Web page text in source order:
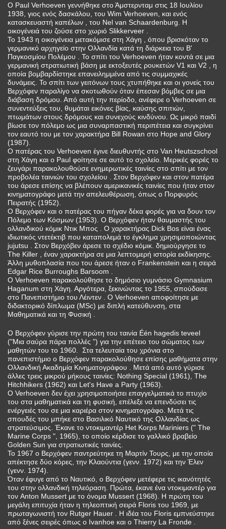
Ο Paul Verhoeven γεννήθηκε στο Άμστερνταμ στις 18 Ιουλίου
1938, γιος ενός δασκάλου, του Wim Verhoeven, και ενός
κατασκευαστή καπέλων , του Nel van Schaardenburg. Η
οικογένειά του ζούσε στο χωριό Slikkerveer .
Το 1943 η οικογένεια μετακόμισε στη Χάγη , όπου βρισκόταν το
γερμανικό αρχηγείο στην Ολλανδία κατά τη διάρκεια του Β'
Παγκοσμίου Πολέμου . Το σπίτι του Verhoeven ήταν κοντά σε μια
γερμανική στρατιωτική βάση με εκτοξευτές ρουκετών V1 και V2 , η
οποία βομβαρδίστηκε επανειλημμένα από τις συμμαχικές
δυνάμεις. Το σπίτι των γειτόνων τους χτυπήθηκε και οι γονείς του
Βερχόφεν παραλίγο να σκοτωθούν όταν έπεσαν βόμβες σε μια
διάβαση δρόμου. Από αυτή την περίοδο, ανέφερε ο Verhoeven σε
συνεντεύξεις του, θυμάται εικόνες βίας, καύσης σπιτιών,
πτωμάτων στους δρόμους και συνεχούς κινδύνου. Ως μικρό παιδί
βίωσε τον πόλεμο ως μια συναρπαστική περιπέτεια και συγκρίνει
τον εαυτό του με τον χαρακτήρα Bill Rowan στο Hope and Glory
(1987).
Ο πατέρας του Verhoeven έγινε διευθυντής στο Van Heutszschool
στη Χάγη και ο Paul φοίτησε σε αυτό το σχολείο. Μερικές φορές το
ζευγάρι παρακολουθούσε ενημερωτικές ταινίες στο σπίτι με τον
προβολέα ταινιών του σχολείου . Στον Βερχόφεν και στον πατέρα
του άρεσε επίσης να βλέπουν αμερικανικές ταινίες που ήταν στον
κινηματογράφο μετά την απελευθέρωση, όπως ο Πορφυρός
Πειρατής (1952).
Ο Βερχόφεν και ο πατέρας του πήγαν δέκα φορές για να δουν τον
Πόλεμο των Κόσμων (1953). Ο Βερχόφεν ήταν θαυμαστής του
ολλανδικού κόμικ Ντικ Μπος . Ο χαρακτήρας Dick Bos είναι ένας
ιδιωτικός ντετέκτιβ που καταπολεμά το έγκλημα χρησιμοποιώντας
jujutsu . Στον Βερχόβεν άρεσε το σχέδιο κόμικ. δημιούργησε το
The Killer , έναν χαρακτήρα σε μια λεπτομερή ιστορία εκδίκησης.
Άλλη μυθοπλασία που του άρεσε ήταν ο Frankenstein και η σειρά
Edgar Rice Burroughs Barsoom .
Ο Verhoeven παρακολούθησε το δημόσιο γυμνάσιο Gymnasium
Haganum στη Χάγη. Αργότερα, ξεκινώντας το 1955, σπούδασε
στο Πανεπιστήμιο του Λέιντεν . Ο Verhoeven αποφοίτησε με
διδακτορικό δίπλωμα (MSc) με διπλή κατεύθυνση, στα
Μαθηματικά και τη Φυσική .
Ο Βερχόφεν γύρισε την πρώτη του ταινία Één hagedis teveel
("Μια σαύρα πάρα πολλές ") για την επέτειο του σώματος των
μαθητών του το 1960. Στα τελευταία του χρόνια στο
πανεπιστήμιο ο Βερχόφεν παρακολούθησε επίσης μαθήματα στην
Ολλανδική Ακαδημία Κινηματογράφου . Μετά από αυτό γύρισε
άλλες τρεις μικρού μήκους ταινίες: Nothing Special (1961), The
Hitchhikers (1962) και Let's Have a Party (1963).
Ο Verhoeven δεν έχει χρησιμοποιήσει επαγγελματικά το πτυχίο
του στα μαθηματικά και τη φυσική, επέλεξε να επενδύσει τις
ενέργειές του σε μια καριέρα στον κινηματογράφο. Μετά τις
σπουδές του μπήκε στο Βασιλικό Ναυτικό της Ολλανδίας ως
στρατεύσιμος. Έκανε το ντοκιμαντέρ Het Korps Mariniers (" The
Marine Corps ", 1965), το οποίο κέρδισε το γαλλικό βραβείο
Golden Sun για στρατιωτικές ταινίες.
Το 1967 ο Βερχόφεν παντρεύτηκε τη Μαρτίν Τουρς, με την οποία
απέκτησε δύο κόρες, την Κλαούντια (γενν. 1972) και την Έλεν
(γενν. 1974).
Όταν έφυγε από το Ναυτικό, ο Βερχόφεν μετέφερε τις ικανότητές
του στην ολλανδική τηλεόραση. Πρώτα, έκανε ένα ντοκιμαντέρ για
τον Anton Mussert με το όνομα Mussert (1968). Η πρώτη του
μεγάλη επιτυχία ήταν η τηλεοπτική σειρά Floris του 1969, με
πρωταγωνιστή τον Rutger Hauer . Η ιδέα του Floris εμπνεύστηκε
από ξένες σειρές όπως ο Ivanhoe και ο Thierry La Fronde .